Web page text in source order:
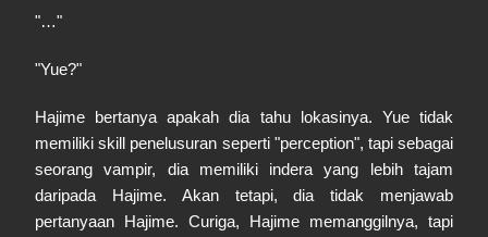
"…"
"Yue?"
Hajime bertanya apakah dia tahu lokasinya. Yue tidak
memiliki skill penelusuran seperti "perception", tapi sebagai
seorang vampir, dia memiliki indera yang lebih tajam
daripada Hajime. Akan tetapi, dia tidak menjawab
pertanyaan Hajime. Curiga, Hajime memanggilnya, tapi